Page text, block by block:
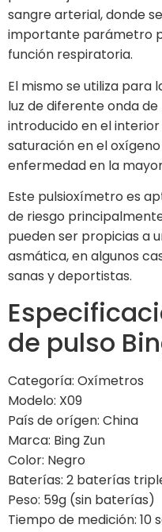
sangre arterial, donde
importante parámetro
función respiratoria.
El mismo se utiliza para
luz de diferente onda
introducido en el
saturación en el
enfermedad en la
Este pulsioxímetro es
de riesgo
pueden ser propicias a
asmática, en algunos
sanas y deportistas.
de pulso
Categoría: Oxímetros
Modelo: X09
País de orígen: China
Marca: Bing Zun
Color: Negro
Baterías: 2 baterías
Peso: 59g (sin baterías)
Tiempo de medición: 10